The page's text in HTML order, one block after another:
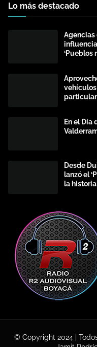
Lo más destacado
Agencias
‘Pueblos
En el Día
Desde
lanzó el
la
© Copyright 2024 |